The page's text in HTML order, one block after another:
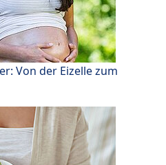
Von der Eizelle zum